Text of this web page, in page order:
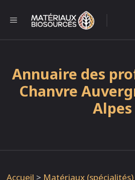
contenu
MENU
Annuaire des
Chanvre
Alpes
Accueil > Matériaux (spécialités)